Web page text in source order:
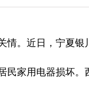
情。近日，宁夏
民家用电器损坏